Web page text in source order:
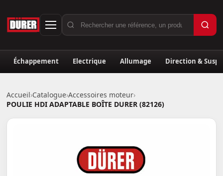
Échappement Electrique Allumage Direction &
Accueil›Catalogue›Accessoires moteur›
POULIE HDI ADAPTABLE BOÎTE DURER (82126)